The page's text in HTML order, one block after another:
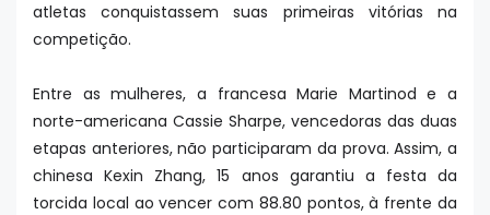
atletas conquistassem suas primeiras vitórias na
competição.
Entre as mulheres, a francesa Marie Martinod e a
norte-americana Cassie Sharpe, vencedoras das duas
etapas anteriores, não participaram da prova. Assim, a
chinesa Kexin Zhang, 15 anos garantiu a festa da
torcida local ao vencer com 88.80 pontos, à frente da